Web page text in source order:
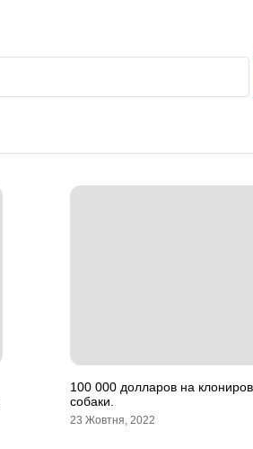
100 000 долларов на
собаки.
23 Жовтня, 2022